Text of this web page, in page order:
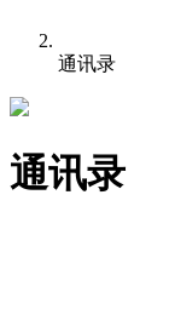
通讯录
通讯录